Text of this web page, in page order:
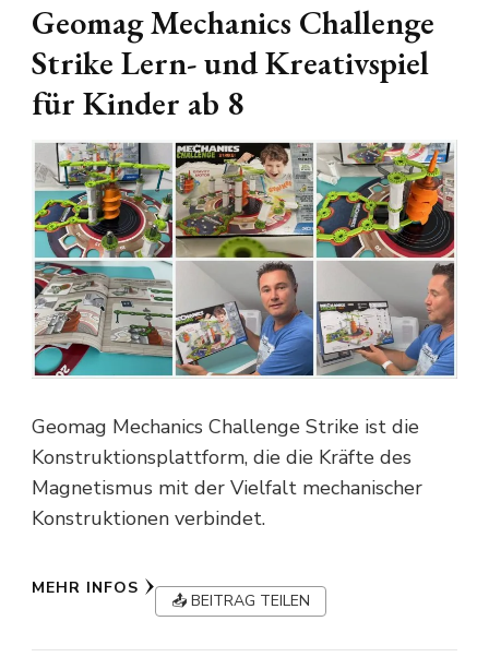
Geomag Mechanics Challenge
Strike Lern- und Kreativspiel
für Kinder ab 8
Geomag Mechanics Challenge Strike ist die
Konstruktionsplattform, die die Kräfte des
Magnetismus mit der Vielfalt mechanischer
Konstruktionen verbindet.
MEHR INFOS
📤 BEITRAG TEILEN